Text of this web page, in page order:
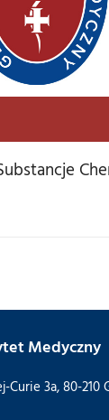
Medyczny
Curie 3a, 80-210